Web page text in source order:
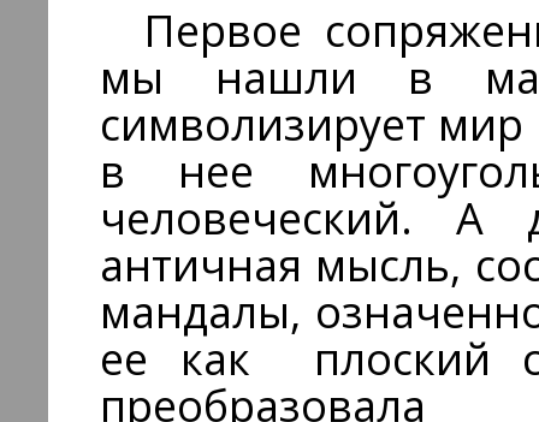
Первое
мы нашли в
символизирует
в нее
человеческий.
античная мысль,
мандалы,
ее как плоский